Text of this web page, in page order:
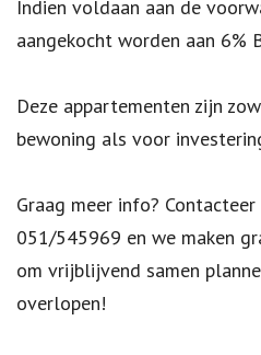
Indien voldaan aan de
aangekocht worden aan 6%
Deze appartementen zijn
bewoning als voor
Graag meer info?
051/545969 en we maken
om vrijblijvend samen
overlopen!